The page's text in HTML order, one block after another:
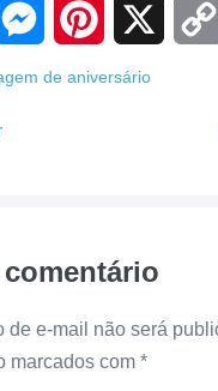
e
r
e
X
i
de aniversário
de e-mail não será
marcados com *